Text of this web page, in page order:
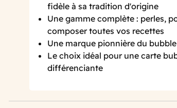
fidèle à sa tradition d'origine
Une gamme complète : perles,
composer toutes vos recettes
Une marque pionnière du
Le choix idéal pour une carte
différenciante